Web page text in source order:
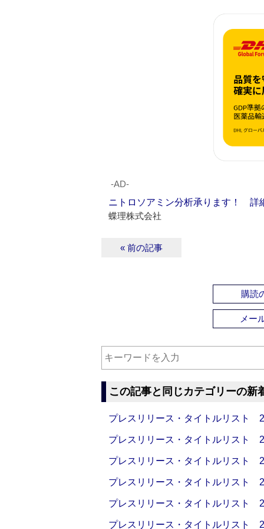
‐AD‐
ニトロソアミン分析承ります！ 詳
蝶理株式会社
« 前の記事
購読
メー
この記事と同じカテゴリーの新
プレスリリース・タイトルリスト
プレスリリース・タイトルリスト
プレスリリース・タイトルリスト
プレスリリース・タイトルリスト
プレスリリース・タイトルリスト
プレスリリース・タイトルリスト